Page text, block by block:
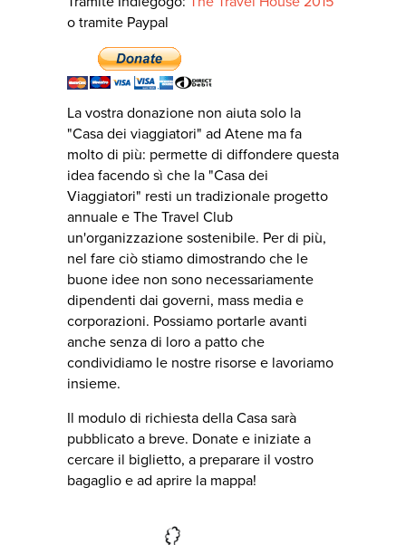
o tramite Paypal
La vostra donazione non aiuta solo la
"Casa dei viaggiatori" ad Atene ma fa
molto di più: permette di diffondere questa
idea facendo sì che la "Casa dei
Viaggiatori" resti un tradizionale progetto
annuale e The Travel Club
un'organizzazione sostenibile. Per di più,
nel fare ciò stiamo dimostrando che le
buone idee non sono necessariamente
dipendenti dai governi, mass media e
corporazioni. Possiamo portarle avanti
anche senza di loro a patto che
condividiamo le nostre risorse e lavoriamo
insieme.
Il modulo di richiesta della Casa sarà
pubblicato a breve. Donate e iniziate a
cercare il biglietto, a preparare il vostro
bagaglio e ad aprire la mappa!